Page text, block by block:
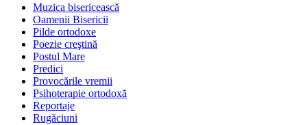
Muzica bisericească
Oamenii Bisericii
Pilde ortodoxe
Poezie creştină
Postul Mare
Predici
Provocările vremii
Psihoterapie ortodoxă
Reportaje
Rugăciuni